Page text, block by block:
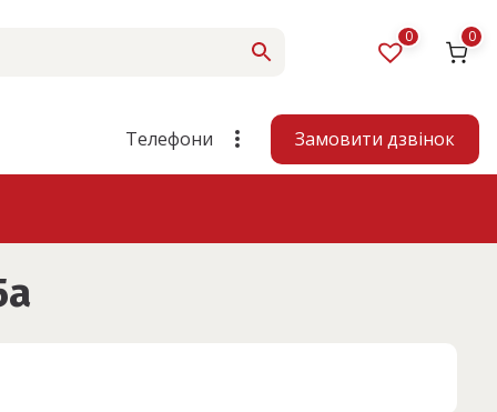
0 0
Телефони Замовити дзвінок